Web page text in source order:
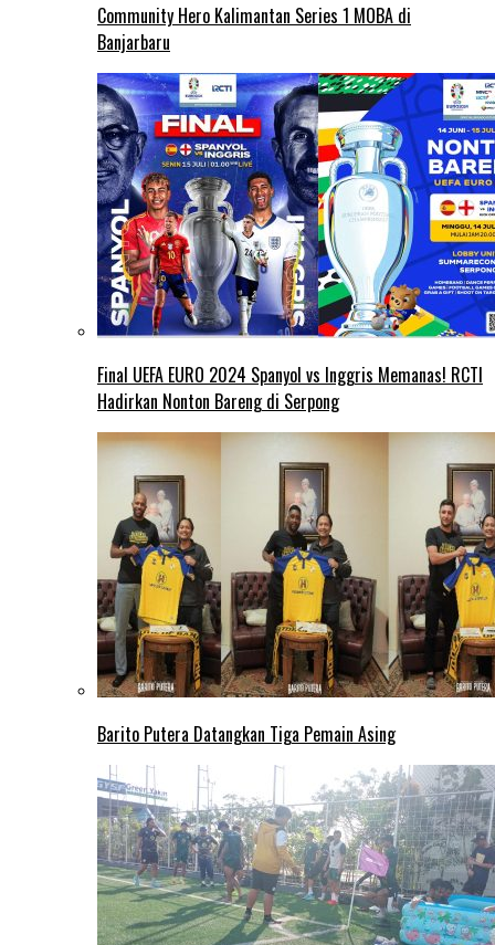
Community Hero Kalimantan Series 1 MOBA di
Banjarbaru
Final UEFA EURO 2024 Spanyol vs Inggris Memanas! RCTI
Hadirkan Nonton Bareng di Serpong
Barito Putera Datangkan Tiga Pemain Asing